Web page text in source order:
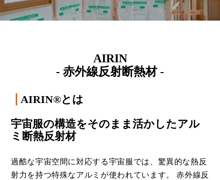
AIRIN
- 赤外線反射断熱材 -
AIRIN®とは
宇宙服の構造をそのまま活かしたアル
ミ断熱反射材
過酷な宇宙空間に対応する宇宙服では、驚異的な熱反
射力を持つ特殊なアルミが使われています。 赤外線反